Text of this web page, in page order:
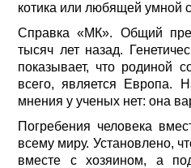
котика или любящей умной
Справка «МК». Общий
тысяч лет назад.
показывает, что родиной
всего, является Европа.
мнения у ученых нет: она
Погребения человека
всему миру. Установлено,
вместе с хозяином, а